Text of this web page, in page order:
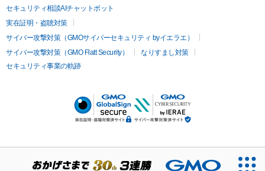
セキュリティ相談AIチャットボット
実在証明・盗聴対策
サイバー攻撃対策（GMOサイバーセキュリティ byイエラエ）
サイバー攻撃対策（GMO Flatt Security）
なりすまし対策
セキュリティ事業の軌跡